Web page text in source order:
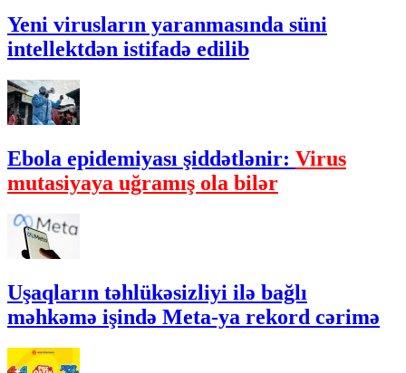
Yeni virusların yaranmasında süni
intellektdən istifadə edilib
Ebola epidemiyası şiddətlənir: Virus
mutasiyaya uğramış ola bilər
Uşaqların təhlükəsizliyi ilə bağlı
məhkəmə işində Meta-ya rekord cərimə